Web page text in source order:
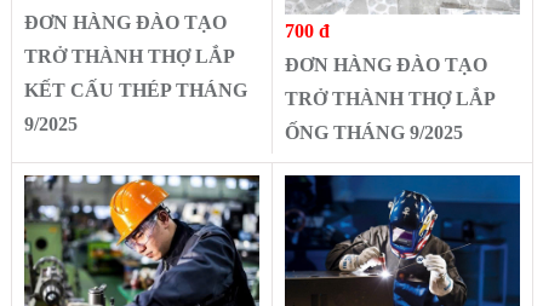
ĐƠN HÀNG ĐÀO TẠO
TRỞ THÀNH THỢ LẮP
KẾT CẤU THÉP THÁNG
9/2025
700 đ
ĐƠN HÀNG ĐÀO TẠO
TRỞ THÀNH THỢ LẮP
ỐNG THÁNG 9/2025